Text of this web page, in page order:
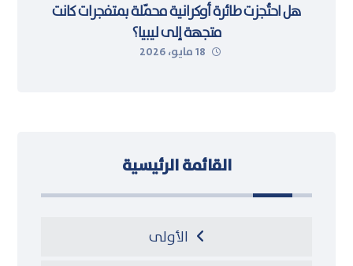
هل احتُجزت طائرة أوكرانية محمّلة بمتفجرات كانت
متجهة إلى ليبيا؟
18 مايو، 2026
القائمة الرئيسية
الأولى